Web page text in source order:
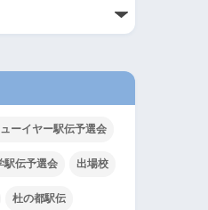
ーイヤー駅伝予選会
駅伝予選会 出場校
杜の都駅伝